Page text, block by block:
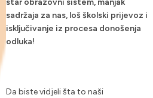
star obrazovni sistem, manjak
sadržaja za nas, loš školski prijevoz i
isključivanje iz procesa donošenja
odluka!
Da biste vidjeli šta to naši